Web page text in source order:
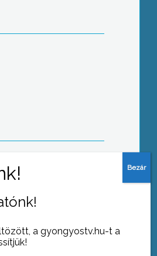
tornacsarnok teteje
a gyongyostv.hu-t a